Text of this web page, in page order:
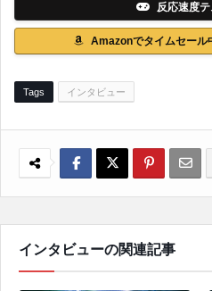
反応速度
Amazonでタイムセール
Tags インタビュー
インタビューの関連記事